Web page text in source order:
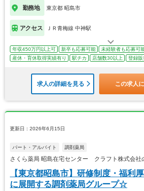
勤務地 東京都 昭島市
アクセス ＪＲ青梅線 中神駅
年収450万円以上可 新卒も応募可能 未経験者も応募可
産休・育休取得実績有り
駅チカ 店舗数30以上 登録販
求人の詳細を見る この求人
更新日：2026年6月15日
パート・アルバイト 調剤薬局
さくら薬局 昭島在宅センター クラフト株式会社
【東京都昭島市】研修制度・福利
に展開する調剤薬局グループ☆